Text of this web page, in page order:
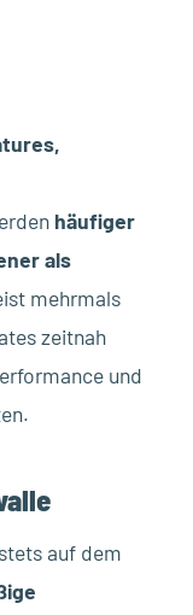
häufiger
als
mehrmals
zeitnah
und
auf dem